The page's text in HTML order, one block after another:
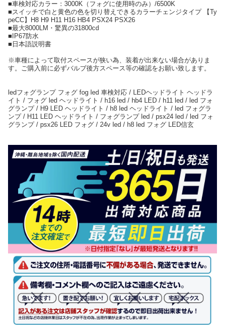
■車検対応カラー：3000K（フォグに使用時のみ）/6500K
■スイッチで白と黄色の色を切り替えできるカラーチェンジタイプ 【Ty
peCC】H8 H9 H11 H16 HB4 PSX24 PSX26
■最大8000LM・驚異の31800cd
■IP67防水
■日本語説明書
※車種によって取付スペースが狭い為、装着が出来ない場合がありま
す。ご購入前に必ずバルブ後方スペース等の確認をお願い致します。
ledフォグランプ フォグ fog led 車検対応 / LEDヘッドライト ヘッドラ
イト / フォグ led ヘッドライト / h16 led / hb4 LED / h11 led / led フォ
グランプ / H9 LED ヘッドライト / h8 led ヘッドライト / led フォグラ
ンプ / H11 LED ヘッドライト / フォグランプ led / psx24 led / led フォ
グランプ / psx26 LED フォグ / 24v led / h8 led フォグ LED信玄